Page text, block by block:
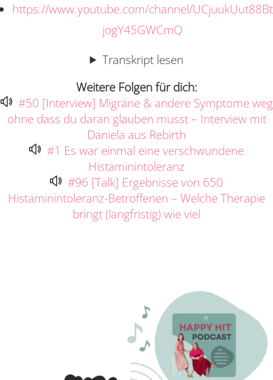
https://www.youtube.com/channel/UCjuukUut88Bt
jogY45GWCmQ
Transkript lesen
Weitere Folgen für dich:
#50 [Interview] Migräne & andere Symptome weg
ohne dass du daran glauben musst – Interview mit
Daniela aus Rebirth
#1 Es war einmal eine verschwundene
Histaminintoleranz
#96 [Talk] Ergebnisse von 650
Histaminintoleranz-Betroffenen – Welche Therapie
bringt (langfristig) wie viel